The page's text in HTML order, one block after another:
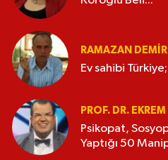
RAMAZAN DEMİR
Ev sahibi
PROF. DR.
Psikopat,
Yaptığı 50